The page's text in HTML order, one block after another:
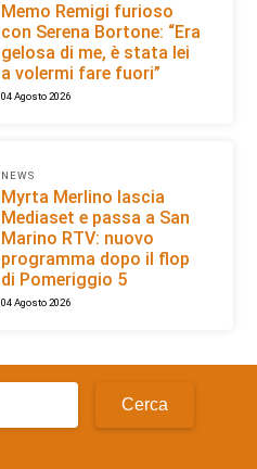
Memo Remigi furioso
con Serena Bortone: “Era
gelosa di me, è stata lei
a volermi fare fuori”
04 Agosto 2026
NEWS
Myrta Merlino lascia
Mediaset e passa a San
Marino RTV: nuovo
programma dopo il flop
di Pomeriggio 5
04 Agosto 2026